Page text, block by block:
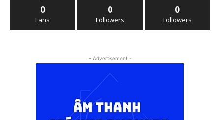
0
Fans
0
Followers
0
Followers
- Advertisement -